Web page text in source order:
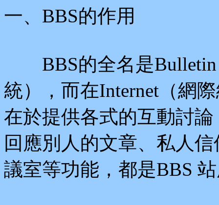
一、BBS的作用
BBS的全名是Bulletin
統），而在Internet（網
在於提供各式的互動討
回應別人的文章、私人
議室等功能，都是BBS